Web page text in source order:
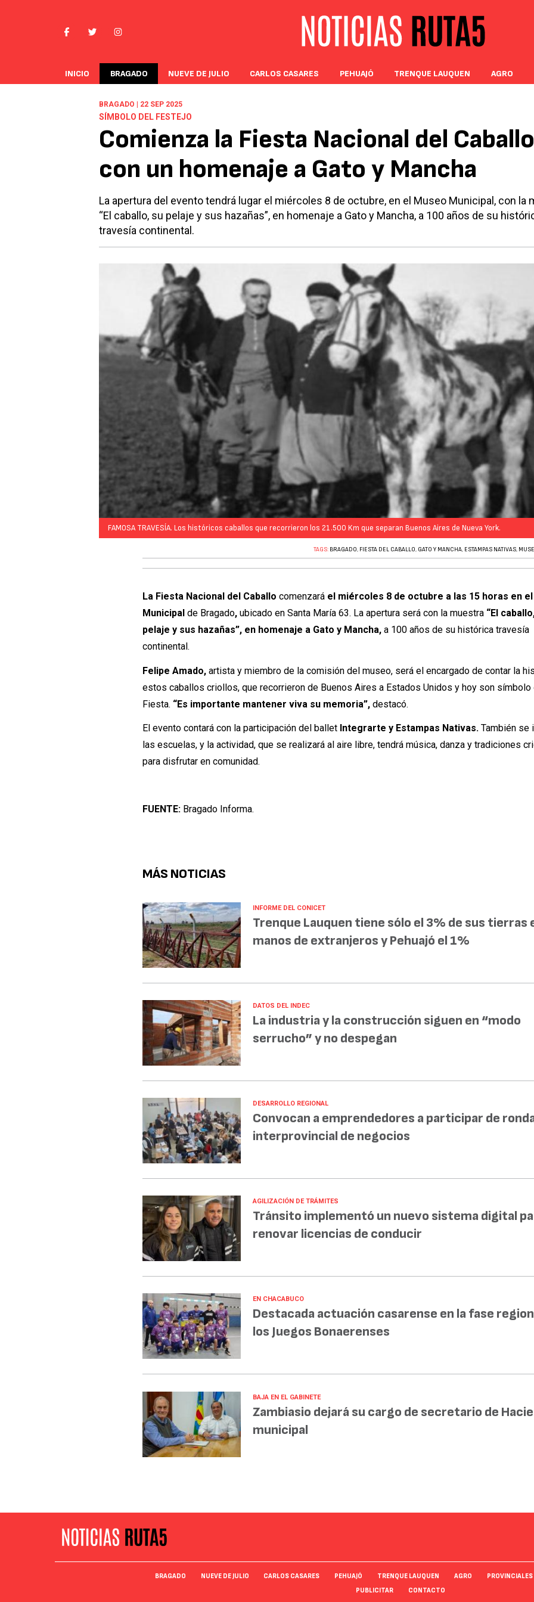
INICIO BRAGADO NUEVE DE JULIO CARLOS CASARES PEHUAJÓ TRENQUE LAUQUEN AGRO
BRAGADO | 22 SEP 2025
SÍMBOLO DEL FESTEJO
Comienza la Fiesta Nacional del Caballo
con un homenaje a Gato y Mancha
La apertura del evento tendrá lugar el miércoles 8 de octubre, en el Museo Municipal, con la
“El caballo, su pelaje y sus hazañas”, en homenaje a Gato y Mancha, a 100 años de su
travesía continental.
FAMOSA TRAVESÍA. Los históricos caballos que recorrieron los 21.500 Km que separan Buenos Aires de Nueva York.
TAGS: BRAGADO, FIESTA DEL CABALLO, GATO Y MANCHA, ESTAMPAS NATIVAS,
La Fiesta Nacional del Caballocomenzará el miércoles 8 de octubre a las 15 horas en
Municipal de Bragado,ubicado en Santa María 63. La apertura será con la muestra “El
pelaje y sus hazañas”, en homenaje a Gato y Mancha, a 100 años de su histórica travesía
continental.
Felipe Amado,artista y miembro de la comisión del museo, será el encargado de contar la
estos caballos criollos, que recorrieron de Buenos Aires a Estados Unidos y hoy son símbolo
Fiesta. “Es importante mantener viva su memoria”, destacó.
El evento contará con la participación del ballet Integrarte y Estampas Nativas.También se
las escuelas, y la actividad, que se realizará al aire libre, tendrá música, danza y tradiciones
para disfrutar en comunidad.
FUENTE: Bragado Informa.
MÁS NOTICIAS
INFORME DEL CONICET
Trenque Lauquen tiene sólo el 3% de sus tierras
manos de extranjeros y Pehuajó el 1%
DATOS DEL INDEC
La industria y la construcción siguen en “modo
serrucho” y no despegan
DESARROLLO REGIONAL
Convocan a emprendedores a participar de
interprovincial de negocios
AGILIZACIÓN DE TRÁMITES
Tránsito implementó un nuevo sistema digital
renovar licencias de conducir
EN CHACABUCO
Destacada actuación casarense en la fase
los Juegos Bonaerenses
BAJA EN EL GABINETE
Zambiasio dejará su cargo de secretario de
municipal
BRAGADO NUEVE DE JULIO CARLOS CASARES PEHUAJÓ TRENQUE LAUQUEN AGRO
PROVINCIALES
PUBLICITAR
CONTACTO